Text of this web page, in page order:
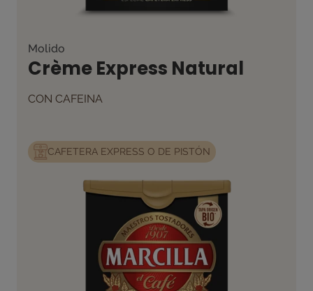
Molido
Crème Express Natural
CON CAFEINA
CAFETERA EXPRESS O DE PISTÓN